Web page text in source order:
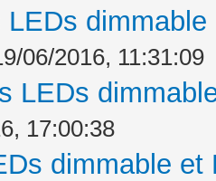
LEDs
06/2016, 11:31:09
LEDs
17:00:38
dimmable